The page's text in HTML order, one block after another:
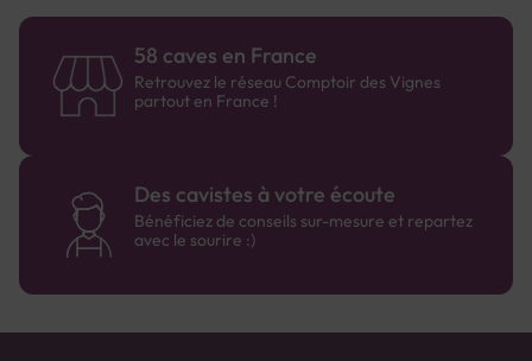
58 caves en France
Retrouvez le réseau Comptoir des Vignes
partout en France !
Des cavistes à votre écoute
Bénéficiez de conseils sur-mesure et repartez
avec le sourire :)